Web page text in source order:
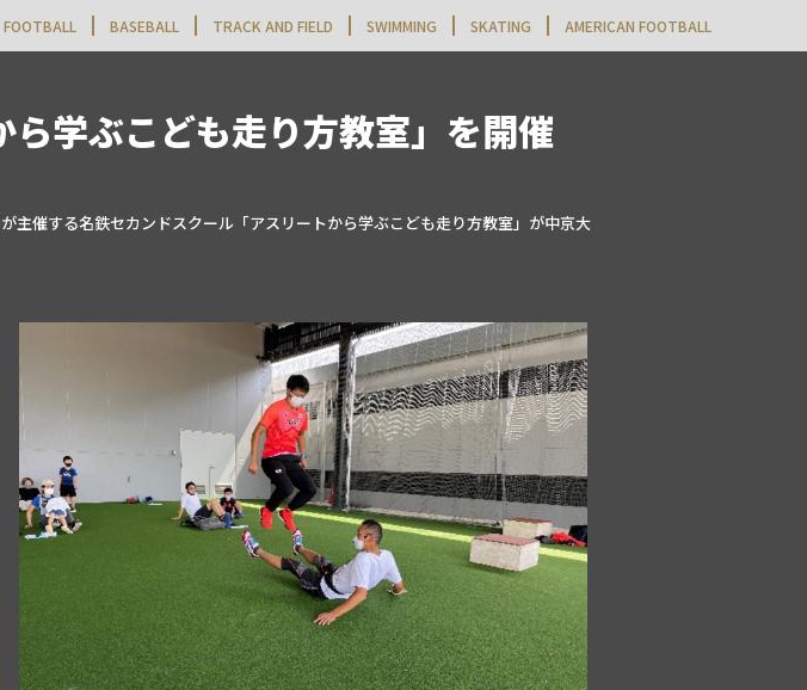
FOOTBALL BASEBALL TRACK AND FIELD SWIMMING SKATING AMERICAN FOOTBALL
学ぶこども走り方教室」を開催
主催する名鉄セカンドスクール「アスリートから学ぶこども走り方教室」が中京大